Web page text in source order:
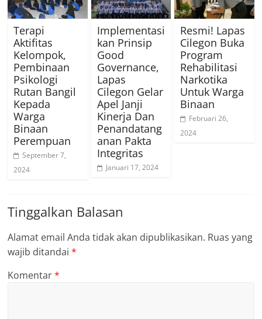
Terapi
Aktifitas
Kelompok,
Pembinaan
Psikologi
Rutan Bangil
Kepada
Warga
Binaan
Perempuan
September 7,
2024
Implementasi
kan Prinsip
Good
Governance,
Lapas
Cilegon Gelar
Apel Janji
Kinerja Dan
Penandatang
anan Pakta
Integritas
Januari 17, 2024
Resmi! Lapas
Cilegon Buka
Program
Rehabilitasi
Narkotika
Untuk Warga
Binaan
Februari 26,
2024
Tinggalkan Balasan
Alamat email Anda tidak akan dipublikasikan. Ruas yang
wajib ditandai*
Komentar*